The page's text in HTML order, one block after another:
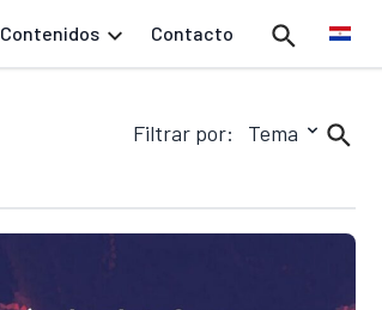
Contenidos Contacto
Filtrar por: Tema